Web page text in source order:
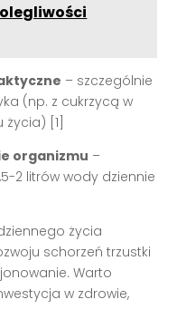
– szczególnie
(np. z cukrzycą w
życia) [1]
organizmu –
2 litrów wody dziennie
życia
schorzeń trzustki
Warto
w zdrowie,